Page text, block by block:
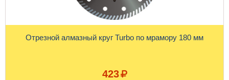
Отрезной алмазный круг Turbo по мрамору 180 мм
423